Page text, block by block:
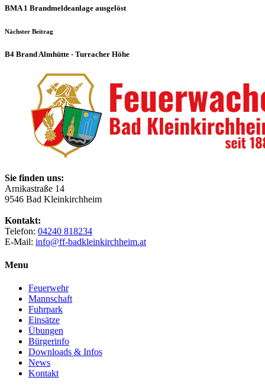
BMA 1 Brandmeldeanlage ausgelöst
Nächster Beitrag
B4 Brand Almhütte - Turracher Höhe
Sie finden uns:
Arnikastraße 14
9546 Bad Kleinkirchheim
Kontakt:
Telefon: 04240 818234
E-Mail: info@ff-badkleinkirchheim.at
Menu
Feuerwehr
Mannschaft
Fuhrpark
Einsätze
Übungen
Bürgerinfo
Downloads & Infos
News
Kontakt